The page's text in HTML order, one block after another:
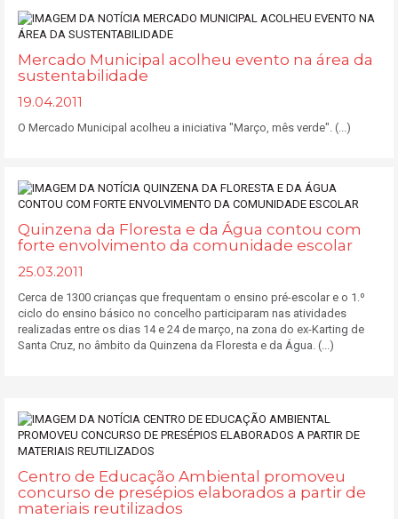
Mercado Municipal acolheu evento na área da
sustentabilidade
19.04.2011
O Mercado Municipal acolheu a iniciativa "Março, mês verde". (...)
Quinzena da Floresta e da Água contou com
forte envolvimento da comunidade escolar
25.03.2011
Cerca de 1300 crianças que frequentam o ensino pré-escolar e o 1.º
ciclo do ensino básico no concelho participaram nas atividades
realizadas entre os dias 14 e 24 de março, na zona do ex-Karting de
Santa Cruz, no âmbito da Quinzena da Floresta e da Água. (...)
Centro de Educação Ambiental promoveu
concurso de presépios elaborados a partir de
materiais reutilizados